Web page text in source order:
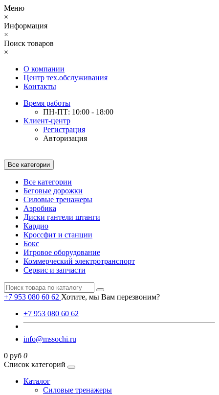
Меню
×
Информация
×
Поиск товаров
×
О компании
Центр тех.обслуживания
Контакты
Время работы
ПН-ПТ: 10:00 - 18:00
Клиент-центр
Регистрация
Авторизация
Все категории
Все категории
Беговые дорожки
Силовые тренажеры
Аэробика
Диски гантели штанги
Кардио
Кроссфит и станции
Бокс
Игровое оборудование
Коммерческий электротранспорт
Сервис и запчасти
+7 953 080 60 62 Хотите, мы Вам перезвоним?
+7 953 080 60 62
info@mssochi.ru
0 руб 0
Список категорий
Каталог
Силовые тренажеры